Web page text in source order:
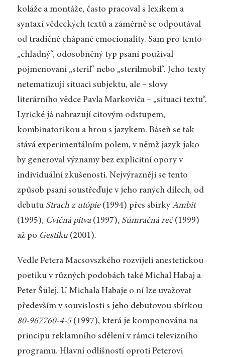
koláže a montáže, často pracoval s lexikem a
syntaxí vědeckých textů a záměrně se odpoutával
od tradičně chápané emocionality. Sám pro tento
„chladný“, odosobněný typ psaní používal
pojmenovaní „steril“ nebo „sterilmobil“. Jeho texty
netematizují situaci subjektu, ale – slovy
literárního vědce Pavla Markoviča – „situaci textu“.
Lyrické já nahrazují citovým odstupem,
kombinatorikou a hrou s jazykem. Báseň se tak
stává experimentálním polem, v němž jazyk jako
by generoval významy bez explicitní opory v
individuální zkušenosti. Nejvýrazněji se tento
způsob psaní soustřeďuje v jeho raných dílech, od
debutu Strach z utópie(1994) přes sbírkyAmbit
(1995), Cvičná pitva(1997), Súmračná reč(1999)
až po Gestiku(2001).
Vedle Petera Macsovszkého rozvíjeli anestetickou
poetiku v různých podobách také Michal Habaj a
Peter Šulej. U Michala Habaje o ní lze uvažovat
především v souvislosti s jeho debutovou sbírkou
80-967760-4-5(1997), která je komponována na
principu reklamního sdělení v rámci televizního
programu. Hlavní odlišností oproti Peterovi